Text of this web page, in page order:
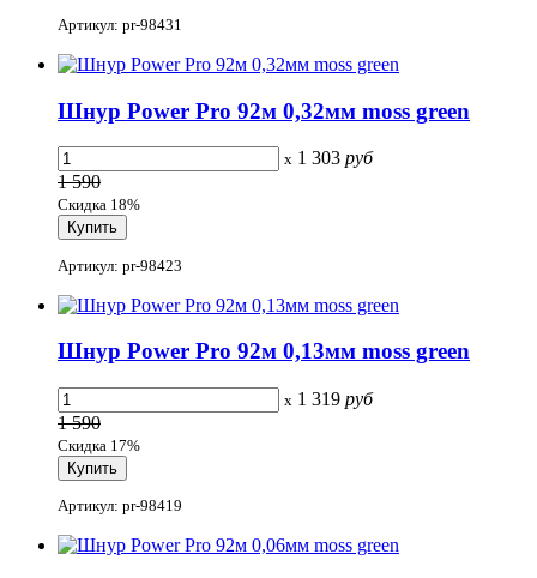
Артикул: pr-98431
Шнур Power Pro 92м 0,32мм moss green
x 1 303 руб
1 590
Скидка 18%
Артикул: pr-98423
Шнур Power Pro 92м 0,13мм moss green
x 1 319 руб
1 590
Скидка 17%
Артикул: pr-98419